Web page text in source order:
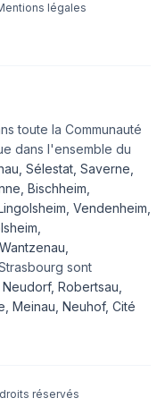
légales
toute la Communauté
dans l'ensemble du
Sélestat Saverne
Bischheim
Vendenheim
sont
Robertsau,
Meinau, Neuhof, Cité
réservés